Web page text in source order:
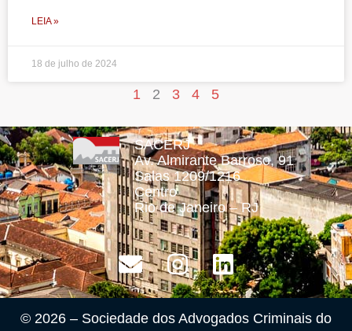
LEIA »
18 de julho de 2024
1 2 3 4 5
SACERJ
Av. Almirante Barroso, 91
Salas 1209/1216
Centro
Rio de Janeiro – RJ
© 2026 – Sociedade dos Advogados Criminais do